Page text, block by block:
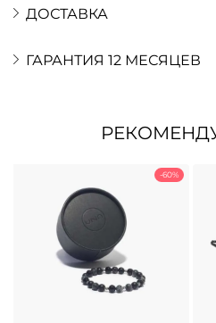
ДОСТАВКА
ГАРАНТИЯ 12 МЕСЯЦЕВ
-60%